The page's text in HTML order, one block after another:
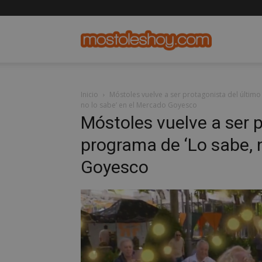
Inicio Móstoles vuelve a ser protagonista del
no lo sabe’ en el Mercado Goyesco
Móstoles vuelve a ser
programa de ‘Lo sabe,
Goyesco